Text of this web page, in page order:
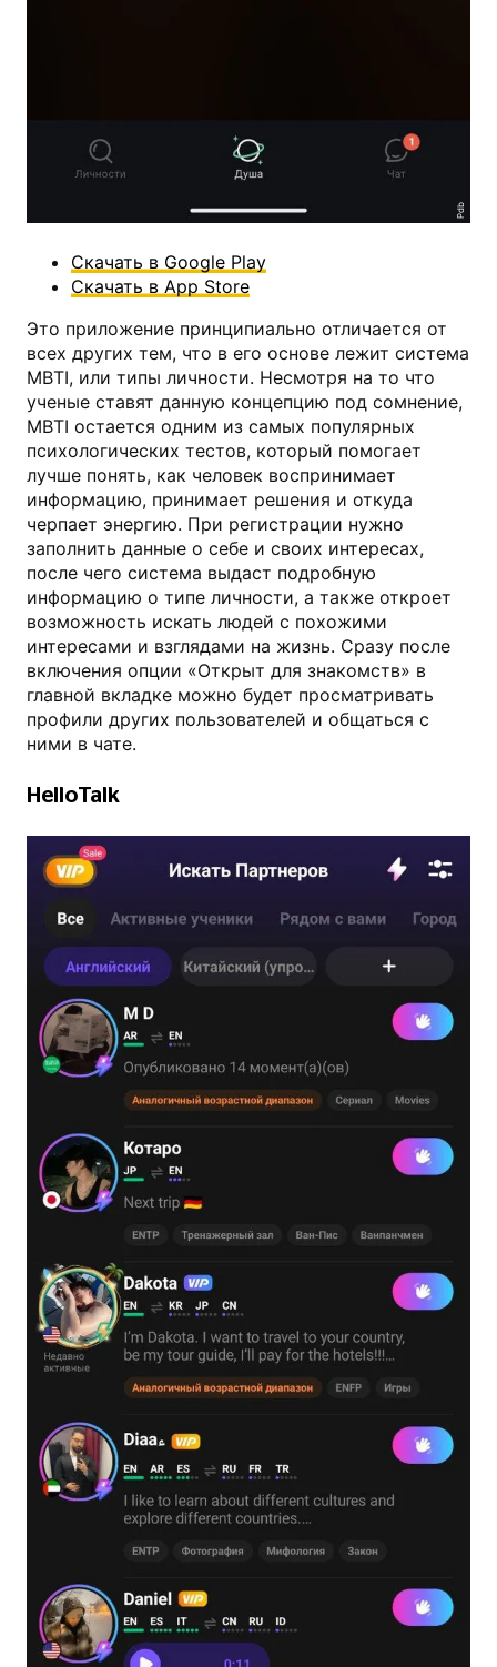
Pdb
Скачать в Google Play
Скачать в App Store
Это приложение принципиально отличается от
всех других тем, что в его основе лежит система
MBTI, или типы личности. Несмотря на то что
ученые ставят данную концепцию под сомнение,
MBTI остается одним из самых популярных
психологических тестов, который помогает
лучше понять, как человек воспринимает
информацию, принимает решения и откуда
черпает энергию. При регистрации нужно
заполнить данные о себе и своих интересах,
после чего система выдаст подробную
информацию о типе личности, а также откроет
возможность искать людей с похожими
интересами и взглядами на жизнь. Сразу после
включения опции «Открыт для знакомств» в
главной вкладке можно будет просматривать
профили других пользователей и общаться с
ними в чате.
HelloTalk